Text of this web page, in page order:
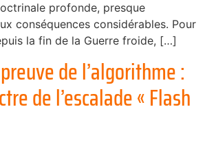
profonde, presque
conséquences considérables. Pour
la fin de la Guerre froide, […]
de l’algorithme :
de l’escalade « Flash